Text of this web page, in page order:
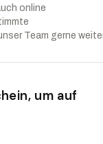
online
Team gerne
um auf